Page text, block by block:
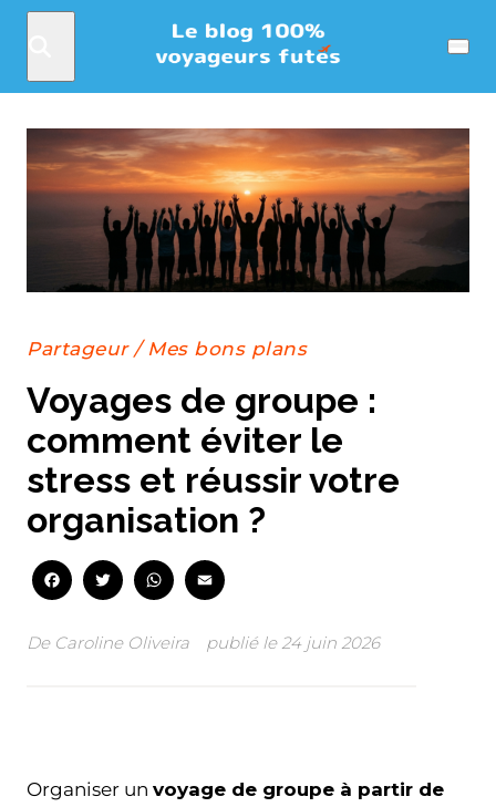
Menu
Partageur/ Mes bons plans
Voyages de groupe :
comment éviter le
stress et réussir votre
organisation ?
FacebookTwitterWhatsApp
De Caroline Oliveira publié le 24 juin 2026
Organiser un voyage de groupe à partir de